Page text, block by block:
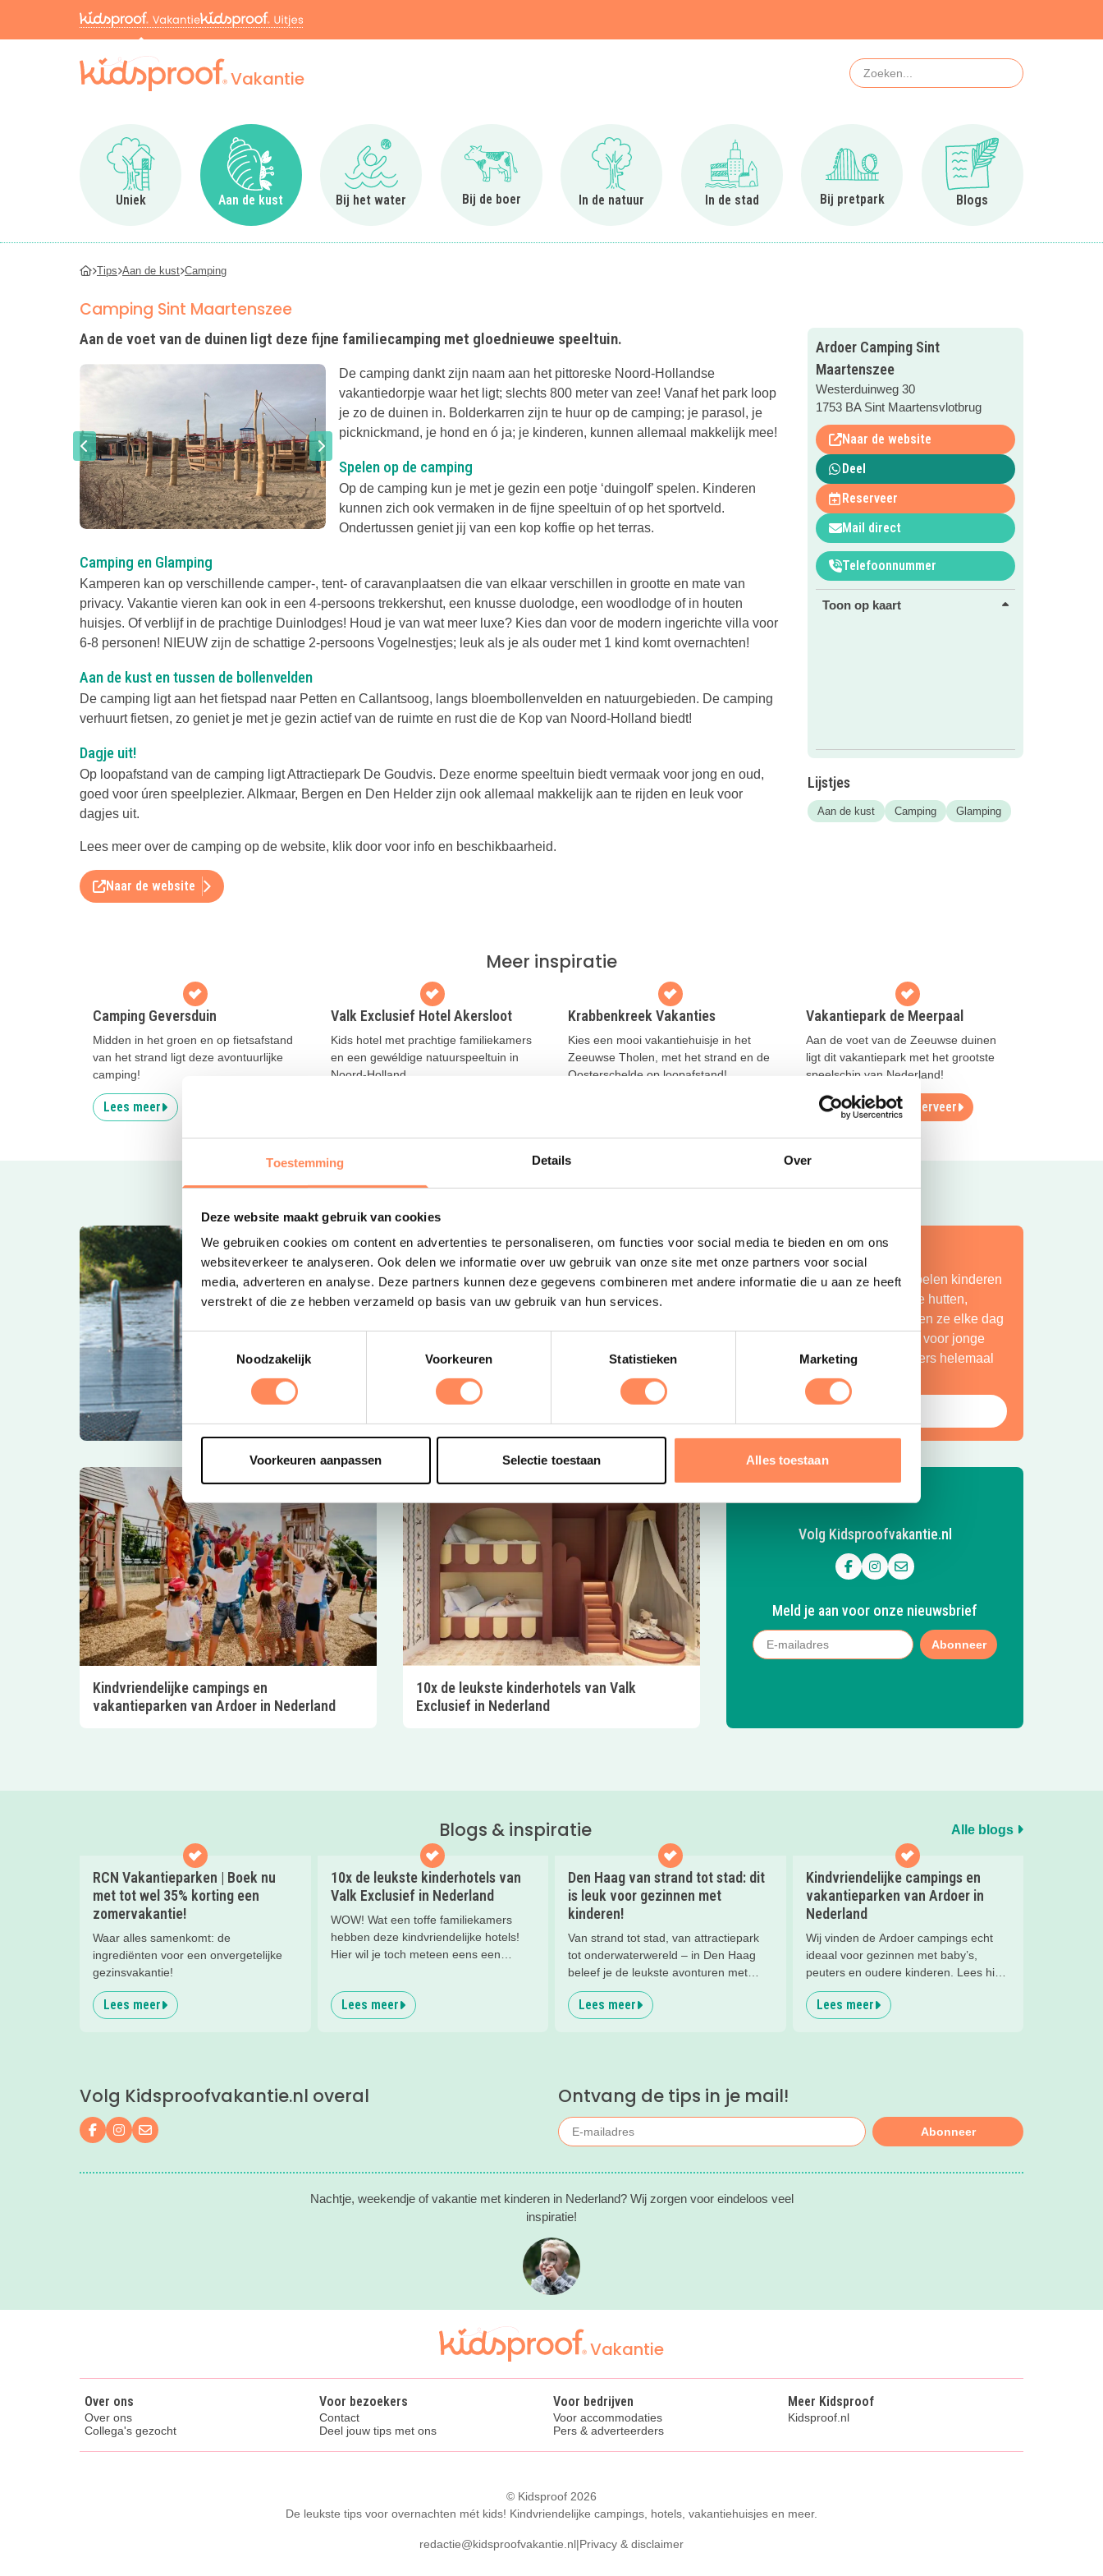
Toestemming Details Over
Deze website maakt gebruik van cookies
We gebruiken cookies om content en advertenties te personaliseren, om functies voor social media te bieden en om ons
websiteverkeer te analyseren. Ook delen we informatie over uw gebruik van onze site met onze partners voor social
media, adverteren en analyse. Deze partners kunnen deze gegevens combineren met andere informatie die u aan ze heeft
verstrekt of die ze hebben verzameld op basis van uw gebruik van hun services.
Toestemmingsselectie
Noodzakelijk
Voorkeuren Statistieken Marketing
Voorkeuren aanpassen Selectie toestaan Alles toestaan
Vakantie Zoeken
Uniek
Ga naar Uniek
Aan de kust
Ga naar Aan de kust
Bij het water
Ga naar Bij het water
Bij de boer
Ga naar Bij de boer
In de natuur
Ga naar In de natuur
In de stad
Ga naar In de stad
Bij pretpark
Ga naar Bij pretpark
Blogs
Ga naar Blogs
Tips Aan de kust Camping
Camping Sint Maartenszee
Aan de voet van de duinen ligt deze fijne familiecamping met gloednieuwe speeltuin.
De camping dankt zijn naam aan het pittoreske Noord-Hollandse
vakantiedorpje waar het ligt; slechts 800 meter van zee! Vanaf het park loop
je zo de duinen in. Bolderkarren zijn te huur op de camping; je parasol, je
picknickmand, je hond en ó ja; je kinderen, kunnen allemaal makkelijk mee!
Spelen op de camping
Op de camping kun je met je gezin een potje ‘duingolf’ spelen. Kinderen
kunnen zich ook vermaken in de fijne speeltuin of op het sportveld.
Ondertussen geniet jij van een kop koffie op het terras.
Camping en Glamping
Kamperen kan op verschillende camper-, tent- of caravanplaatsen die van elkaar verschillen in grootte en mate van
privacy. Vakantie vieren kan ook in een 4-persoons trekkershut, een knusse duolodge, een woodlodge of in houten
huisjes. Of verblijf in de prachtige Duinlodges! Houd je van wat meer luxe? Kies dan voor de modern ingerichte villa voor
6-8 personen! NIEUW zijn de schattige 2-persoons Vogelnestjes; leuk als je als ouder met 1 kind komt overnachten!
Aan de kust en tussen de bollenvelden
De camping ligt aan het fietspad naar Petten en Callantsoog, langs bloembollenvelden en natuurgebieden. De camping
verhuurt fietsen, zo geniet je met je gezin actief van de ruimte en rust die de Kop van Noord-Holland biedt!
Dagje uit!
Op loopafstand van de camping ligt Attractiepark De Goudvis. Deze enorme speeltuin biedt vermaak voor jong en oud,
goed voor úren speelplezier. Alkmaar, Bergen en Den Helder zijn ook allemaal makkelijk aan te rijden en leuk voor
dagjes uit.
Lees meer over de camping op de website, klik door voor info en beschikbaarheid.
Naar de website
Ardoer Camping Sint
Maartenszee
Westerduinweg 30
1753 BA Sint Maartensvlotbrug
Naar de website
Deel
Reserveer
Mail direct
Telefoonnummer
Toon op kaart
Lijstjes
Aan de kust Camping Glamping
Meer inspiratie
Camping Geversduin
Midden in het groen en op fietsafstand
van het strand ligt deze avontuurlijke
camping!
Lees meer
Valk Exclusief Hotel Akersloot
Kids hotel met prachtige familiekamers
en een gewéldige natuurspeeltuin in
Noord-Holland
Krabbenkreek Vakanties
Kies een mooi vakantiehuisje in het
Zeeuwse Tholen, met het strand en de
Oosterschelde op loopafstand!
Vakantiepark de Meerpaal
Aan de voet van de Zeeuwse duinen
ligt dit vakantiepark met het grootste
speelschip van Nederland!
Lees meer Reserveer
Dít is vakantie op z’n mooist!
Bij Camping Huttopia De Roos spelen kinderen
eindeloos in de natuur, bouwen ze hutten,
spetteren ze in de Vecht en beleven ze elke dag
een nieuw avontuur. Een paradijs voor jonge
ontdekkers én een plek waar ouders helemaal
tot rust komen.
Kindvriendelijke campings en
vakantieparken van Ardoer in Nederland
10x de leukste kinderhotels van Valk
Exclusief in Nederland
Volg Kidsproofvakantie.nl
Volg ons op Facebook
Volg ons op Instagram
Mail ons
Meld je aan voor onze nieuwsbrief
Abonneer
Blogs & inspiratie Alle blogs
RCN Vakantieparken | Boek nu
met tot wel 35% korting een
zomervakantie!
Waar alles samenkomt: de
ingrediënten voor een onvergetelijke
gezinsvakantie!
Lees meer
10x de leukste kinderhotels van
Valk Exclusief in Nederland
WOW! Wat een toffe familiekamers
hebben deze kindvriendelijke hotels!
Hier wil je toch meteen eens een
kinderhotels van Valk Exclusief en boek
een heerlijk nachtje weg met je
kind(eren).
Lees meer
Den Haag van strand tot stad: dit
is leuk voor gezinnen met
kinderen!
Van strand tot stad, van attractiepark
tot onderwaterwereld – in Den Haag
beleef je de leukste avonturen met
kinderen. En tussendoor? Even
ontspannen met een lekkere lunch op
Lees meer
Kindvriendelijke campings en
vakantieparken van Ardoer in
Nederland
Wij vinden de Ardoer campings echt
ideaal voor gezinnen met baby’s,
peuters en oudere kinderen. Lees hier
waarom!
Lees meer
Volg Kidsproofvakantie.nl overal
Volg ons op Facebook
Volg ons op Instagram
Mail ons
Ontvang de tips in je mail!
Abonneer
Nachtje, weekendje of vakantie met kinderen in Nederland? Wij zorgen voor eindeloos veel
inspiratie!
Vakantie
Over ons
Over ons
Collega's gezocht
Voor bezoekers
Contact
Deel jouw tips met ons
Voor bedrijven
Voor accommodaties
Pers & adverteerders
Meer Kidsproof
Kidsproof.nl
© Kidsproof 2026
De leukste tips voor overnachten mét kids! Kindvriendelijke campings, hotels, vakantiehuisjes en meer.
redactie@kidsproofvakantie.nl|Privacy & disclaimer